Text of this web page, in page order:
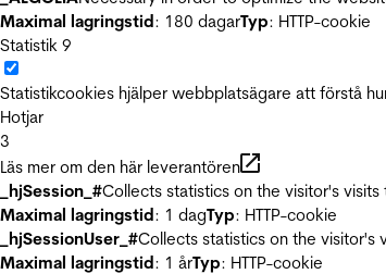
Maximal lagringstid: 180 dagarTyp: HTTP-cookie
Statistik 9
Statistikcookies hjälper webbplatsägare att förstå
Hotjar
3
Läs mer om den här leverantören
_hjSession_#Collects statistics on the visitor's
Maximal lagringstid: 1 dagTyp: HTTP-cookie
_hjSessionUser_#Collects statistics on the visitor's
Maximal lagringstid: 1 årTyp: HTTP-cookie